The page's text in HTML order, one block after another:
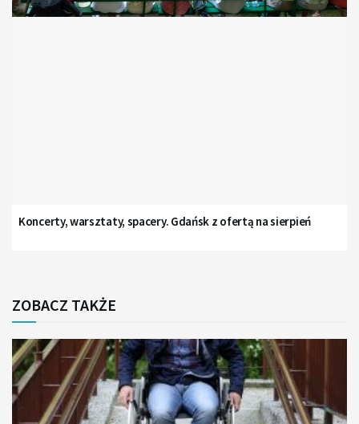
Koncerty, warsztaty, spacery. Gdańsk z ofertą na sierpień
ZOBACZ TAKŻE